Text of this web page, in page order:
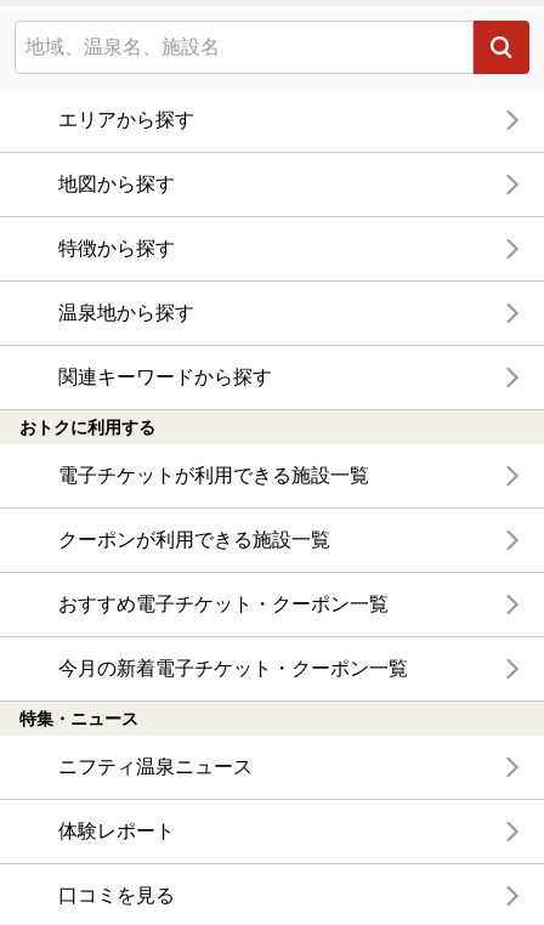
エリアから探す
地図から探す
特徴から探す
温泉地から探す
関連キーワードから探す
おトクに利用する
電子チケットが利用できる施設一覧
クーポンが利用できる施設一覧
おすすめ電子チケット・クーポン一覧
今月の新着電子チケット・クーポン一覧
特集・ニュース
ニフティ温泉ニュース
体験レポート
口コミを見る